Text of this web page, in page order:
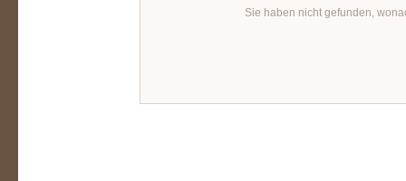
Sie haben nicht gefunden,